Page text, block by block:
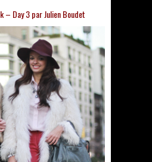
– Day 3 par Julien Boudet